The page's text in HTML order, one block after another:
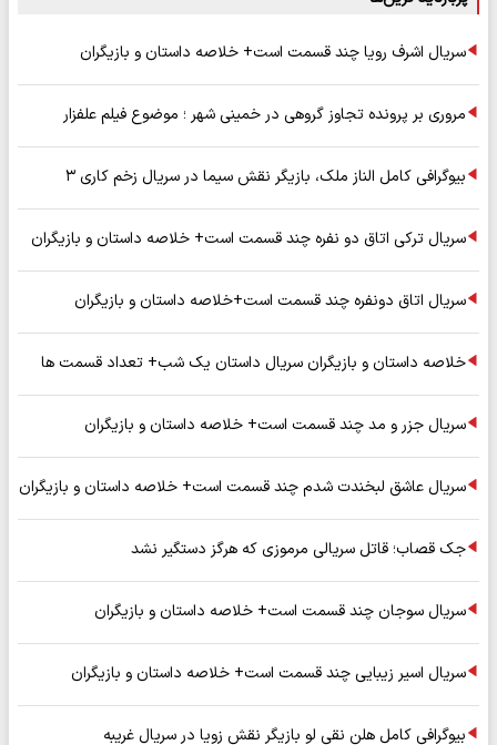
سریال اشرف رویا چند قسمت است+ خلاصه داستان و بازیگران
مروری بر پرونده تجاوز گروهی در خمینی شهر ؛ موضوع فیلم علفزار
بیوگرافی کامل الناز ملک، بازیگر نقش سیما در سریال زخم کاری ۳
سریال ترکی اتاق دو نفره چند قسمت است+ خلاصه داستان و بازیگران
سریال اتاق دونفره چند قسمت است+خلاصه داستان و بازیگران
خلاصه داستان و بازیگران سریال داستان یک شب+ تعداد قسمت ها
سریال جزر و مد چند قسمت است+ خلاصه داستان و بازیگران
سریال عاشق لبخندت شدم چند قسمت است+ خلاصه داستان و بازیگران
جک قصاب؛ قاتل سریالی مرموزی که هرگز دستگیر نشد
سریال سوجان چند قسمت است+ خلاصه داستان و بازیگران
سریال اسیر زیبایی چند قسمت است+ خلاصه داستان و بازیگران
بیوگرافی کامل هلن نقی لو بازیگر نقش زویا در سریال غریبه